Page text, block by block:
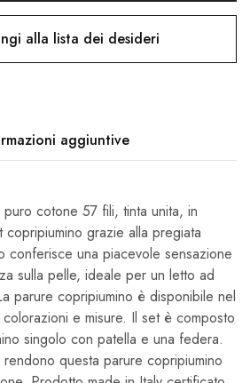
alla lista dei desideri
aggiuntive
cotone 57 fili, tinta unita, in
grazie alla pregiata
conferisce una piacevole sensazione
sulla pelle, ideale per un letto ad
parure copripiumino è disponibile nel
e misure. Il set è composto
singolo con patella e una federa.
rendono questa parure copripiumino